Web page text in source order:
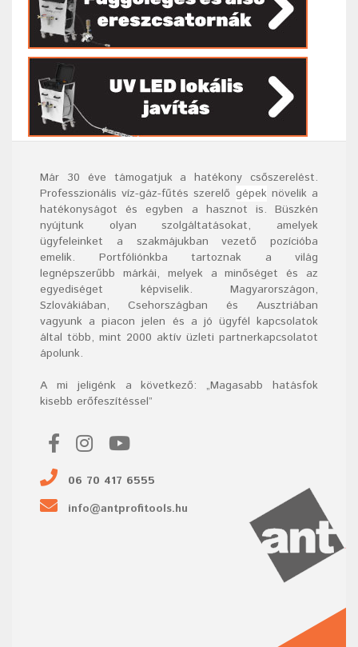
Már 30 éve támogatjuk a hatékony csőszerelést.
Professzionális víz-gáz-fűtés szerelő gépeknövelik a
hatékonyságot és egyben a hasznot is. Büszkén
nyújtunk olyan szolgáltatásokat, amelyek
ügyfeleinket a szakmájukban vezető pozícióba
emelik. Portfóliónkba tartoznak a világ
legnépszerűbb márkái, melyek a minőséget és az
egyediséget képviselik. Magyarországon,
Szlovákiában, Csehországban és Ausztriában
vagyunk a piacon jelen és a jó ügyfél kapcsolatok
által több, mint 2000 aktív üzleti partnerkapcsolatot
ápolunk.
A mi jeligénk a következő: „Magasabb hatásfok
kisebb erőfeszítéssel”
06 70 417 6555
info@antprofitools.hu